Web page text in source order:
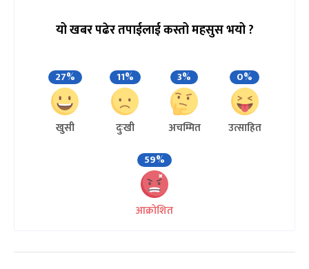
यो खबर पढेर तपाईलाई कस्तो महसुस भयो ?
27%
खुसी
11%
दुःखी
3%
अचम्मित
0%
उत्साहित
59%
आक्रोशित